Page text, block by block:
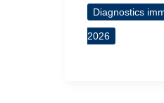
b
o
dI
Diagnostics
2026